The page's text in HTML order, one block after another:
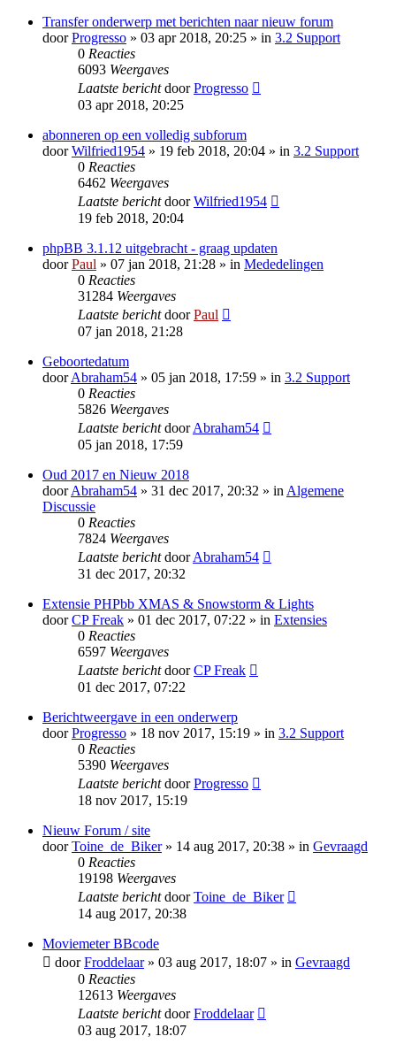
Transfer onderwerp met berichten naar nieuw forum
doorProgresso » 03 apr 2018, 20:25 » in 3.2 Support
0 Reacties
6093 Weergaves
Laatste berichtdoorProgresso
03 apr 2018, 20:25
abonneren op een volledig subforum
doorWilfried1954 » 19 feb 2018, 20:04 » in 3.2 Support
0 Reacties
6462 Weergaves
Laatste berichtdoorWilfried1954
19 feb 2018, 20:04
phpBB 3.1.12 uitgebracht - graag updaten
doorPaul » 07 jan 2018, 21:28 » in Mededelingen
0 Reacties
31284 Weergaves
Laatste berichtdoorPaul
07 jan 2018, 21:28
Geboortedatum
doorAbraham54 » 05 jan 2018, 17:59 » in 3.2 Support
0 Reacties
5826 Weergaves
Laatste berichtdoorAbraham54
05 jan 2018, 17:59
Oud 2017 en Nieuw 2018
doorAbraham54 » 31 dec 2017, 20:32 » inAlgemene
Discussie
0 Reacties
7824 Weergaves
Laatste berichtdoorAbraham54
31 dec 2017, 20:32
Extensie PHPbb XMAS & Snowstorm & Lights
doorCP Freak » 01 dec 2017, 07:22 » in Extensies
0 Reacties
6597 Weergaves
Laatste berichtdoorCP Freak
01 dec 2017, 07:22
Berichtweergave in een onderwerp
doorProgresso » 18 nov 2017, 15:19 » in 3.2 Support
0 Reacties
5390 Weergaves
Laatste berichtdoorProgresso
18 nov 2017, 15:19
Nieuw Forum / site
doorToine_de_Biker» 14 aug 2017, 20:38 » in Gevraagd
0 Reacties
19198 Weergaves
Laatste berichtdoorToine_de_Biker
14 aug 2017, 20:38
Moviemeter BBcode
doorFroddelaar» 03 aug 2017, 18:07 » in Gevraagd
0 Reacties
12613 Weergaves
Laatste berichtdoorFroddelaar
03 aug 2017, 18:07